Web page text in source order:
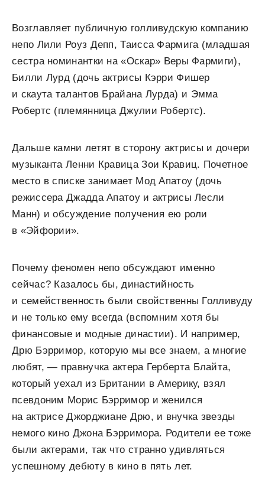
Возглавляет публичную голливудскую компанию
непо Лили Роуз Депп, Таисса Фармига (младшая
сестра номинантки на «Оскар» Веры Фармиги),
Билли Лурд (дочь актрисы Кэрри Фишер
и скаута талантов Брайана Лурда) и Эмма
Робертс (племянница Джулии Робертс).
Дальше камни летят в сторону актрисы и дочери
музыканта Ленни Кравица Зои Кравиц. Почетное
место в списке занимает Мод Апатоу (дочь
режиссера Джадда Апатоу и актрисы Лесли
Манн) и обсуждение получения ею роли
в «Эйфории».
Почему феномен непо обсуждают именно
сейчас? Казалось бы, династийность
и семейственность были свойственны Голливуду
и не только ему всегда (вспомним хотя бы
финансовые и модные династии). И например,
Дрю Бэрримор, которую мы все знаем, а многие
любят, — правнучка актера Герберта Блайта,
который уехал из Британии в Америку, взял
псевдоним Морис Бэрримор и женился
на актрисе Джорджиане Дрю, и внучка звезды
немого кино Джона Бэрримора. Родители ее тоже
были актерами, так что странно удивляться
успешному дебюту в кино в пять лет.